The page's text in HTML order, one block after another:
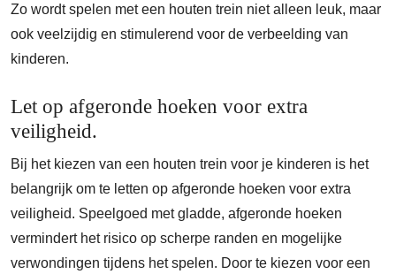
Zo wordt spelen met een houten trein niet alleen leuk, maar
ook veelzijdig en stimulerend voor de verbeelding van
kinderen.
Let op afgeronde hoeken voor extra
veiligheid.
Bij het kiezen van een houten trein voor je kinderen is het
belangrijk om te letten op afgeronde hoeken voor extra
veiligheid. Speelgoed met gladde, afgeronde hoeken
vermindert het risico op scherpe randen en mogelijke
verwondingen tijdens het spelen. Door te kiezen voor een